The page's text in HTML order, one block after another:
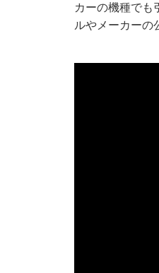
カーの機種でも
ルやメーカーの